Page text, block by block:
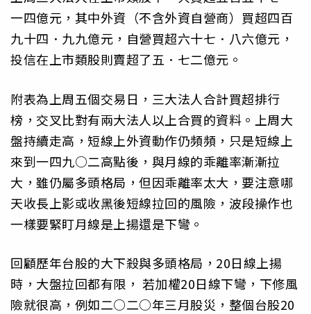
一四億元，其中外資（不含外資自營商）買超四百
九十四．九九億元，自營買超六十七．八六億元，
投信在上市類股則賣超了五．七二億元。
附表為上周五個交易日，三大法人合計買超排行
榜，交叉比對有兩大法人以上合買的資料。上周大
盤持續走高，短線上外資動作仍頻頻，只是短線上
來到一四九○二高點後，與月線的乖離率漸漸拉
大，雖仍屬多頭格局，但因乖離率太大，要注意哪
天收長上影或收黑後短線拉回的風險，波段操作也
一樣要緊盯月線是上揚還是下彎。
回顧歷年台股的大下殺與多頭格局，20日線上揚
時，大盤拉回都有限， 若加權20日線下彎，下修風
險就很高，例如二○二○年三月股災，整個台股20